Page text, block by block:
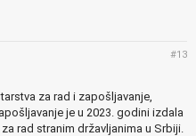
#13
za rad i zapošljavanje,
je u 2023. godini izdala
rad stranim državljanima u Srbiji.